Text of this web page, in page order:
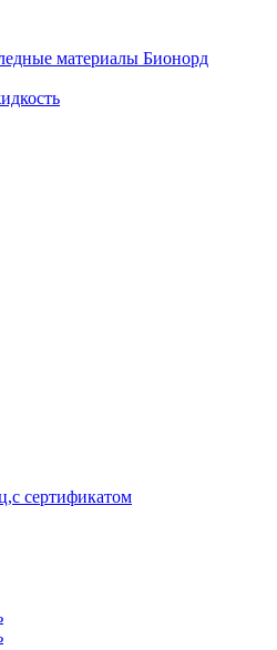
материалы Бионорд
сертификатом